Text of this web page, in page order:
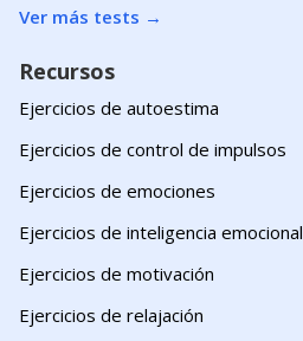
Ver más tests →
Recursos
Ejercicios de autoestima
Ejercicios de control de impulsos
Ejercicios de emociones
Ejercicios de inteligencia emocional
Ejercicios de motivación
Ejercicios de relajación